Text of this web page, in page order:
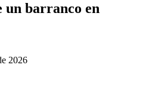
un barranco en
2026